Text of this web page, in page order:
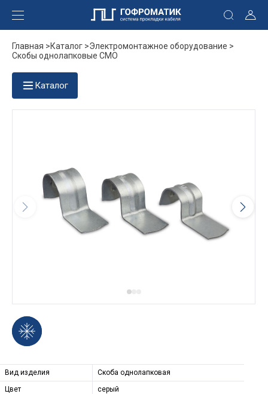
Главная >Каталог >Электромонтажное оборудование >
Скобы однолапковые СМО
Каталог
Вид изделия
Скоба однолапковая
Цвет
серый